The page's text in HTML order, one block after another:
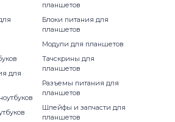
для
планшетов
Блоки питания для
планшетов
Модули для планшетов
Тачскрины для
планшетов
Разъемы питания для
планшетов
Шлейфы и запчасти для
планшетов